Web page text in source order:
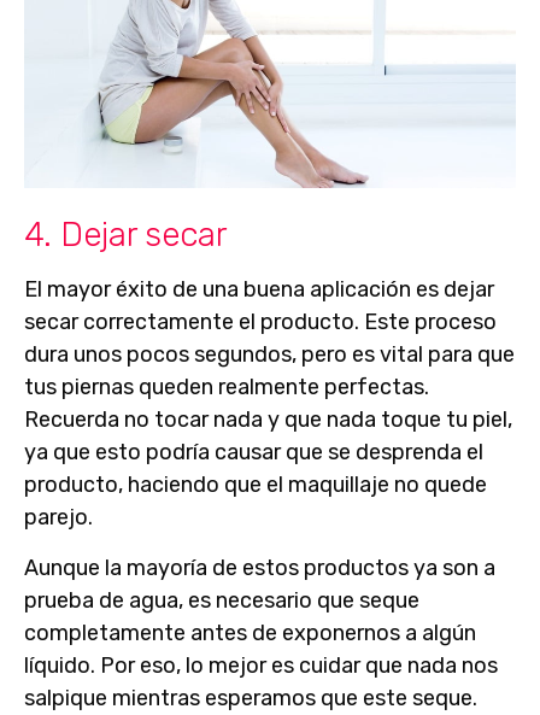
4. Dejar secar
El mayor éxito de una buena aplicación es dejar
secar correctamente el producto. Este proceso
dura unos pocos segundos, pero es vital para que
tus piernas queden realmente perfectas.
Recuerda no tocar nada y que nada toque tu piel,
ya que esto podría causar que se desprenda el
producto, haciendo que el maquillaje no quede
parejo.
Aunque la mayoría de estos productos ya son a
prueba de agua, es necesario que seque
completamente antes de exponernos a algún
líquido. Por eso, lo mejor es cuidar que nada nos
salpique mientras esperamos que este seque.